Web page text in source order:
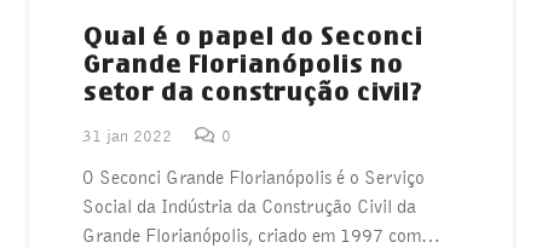
Qual é o papel do Seconci
Grande Florianópolis no
setor da construção civil?
31 jan 2022 0
O Seconci Grande Florianópolis é o Serviço
Social da Indústria da Construção Civil da
Grande Florianópolis, criado em 1997 com…